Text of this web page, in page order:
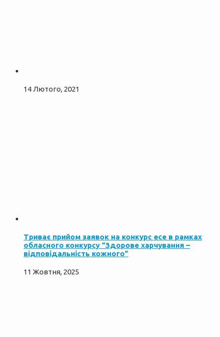
14 Лютого, 2021
Триває прийом заявок на конкурс есе в рамках
обласного конкурсу “Здорове харчування –
відповідальність кожного”
11 Жовтня, 2025